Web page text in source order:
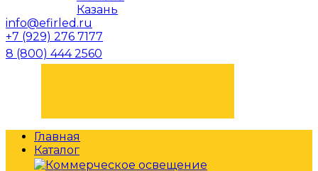
Казань
info@efirled.ru
+7 (929) 276 7177
8 (800) 444 2560
Главная
Каталог